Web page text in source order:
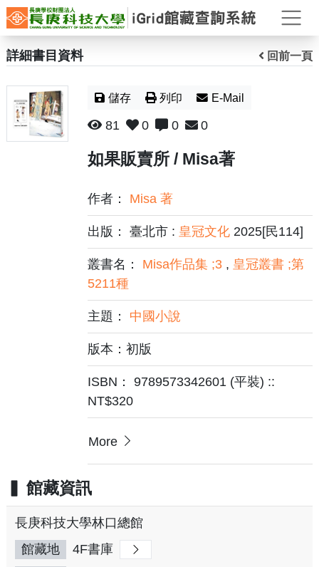
打
詳細書目資料 回前一頁
儲存 列印 E-Mail
81 0 0 0
如果販賣所 / Misa著
作者： Misa 著
出版： 臺北市 : 皇冠文化 2025[民114]
叢書名： Misa作品集 ;3 , 皇冠叢書 ;第
5211種
主題： 中國小說
版本：初版
ISBN： 9789573342601 (平裝) ::
NT$320
More
館藏資訊
長庚科技大學林口總館
館藏地
4F書庫